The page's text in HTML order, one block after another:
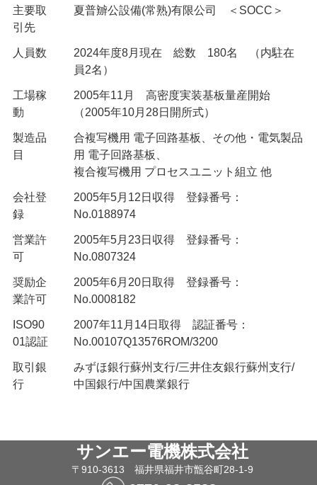
主要取
引先
夏普辧公設備(常熟)有限公司 ＜SOCC＞
人員数
2024年度8月現在 総数 180名 （内駐在
員2名）
工場稼
動
2005年11月 高密度実装基板量産開始
（2005年10月28日開所式）
製造品
目
合複写機用 電子回路基板、その他・電気製品
用 電子回路基板、
複合複写機用 プロセスユニット組立 他
会社登
録
2005年5月12日収得 登録番号：
No.0188974
営業許
可
2005年5月23日収得 登録番号：
No.0807324
奨励企
業許可
2005年6月20日取得 登録番号：
No.0008182
ISO90
01認証
2007年11月14日取得 認証番号：
No.00107Q13576ROM/3200
取引銀
行
みずほ銀行蘇州支行/三井住友銀行蘇州支行/
中国銀行/中国農業銀行
サンエー電機株式会社
〒910-3613 福井県福井市甑谷町28-1-9